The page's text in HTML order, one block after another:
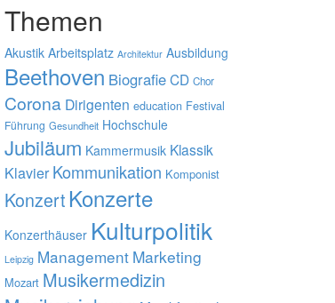
Themen
Akustik Arbeitsplatz Architektur Ausbildung
Beethoven BiografieCD Chor
Corona Dirigenten education Festival
Führung Gesundheit Hochschule
Jubiläum Kammermusik Klassik
Klavier Kommunikation Komponist
Konzert Konzerte
Konzerthäuser Kulturpolitik
Leipzig Management Marketing
Mozart Musikermedizin